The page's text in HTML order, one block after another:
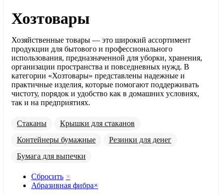
Хозтовары
Хозяйственные товары — это широкий ассортимент
продукции для бытового и профессионального
использования, предназначенной для уборки, хранения,
организации пространства и повседневных нужд. В
категории «Хозтовары» представлены надежные и
практичные изделия, которые помогают поддерживать
чистоту, порядок и удобство как в домашних условиях,
так и на предприятиях.
Стаканы
Крышки для стаканов
Контейнеры бумажные
Резинки для денег
Бумага для выпечки
Сбросить ×
Абразивная фибра×